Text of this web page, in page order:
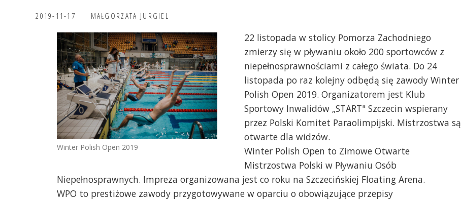
2019-11-17 MAŁGORZATA JURGIEL
Winter Polish Open 2019
22 listopada w stolicy Pomorza Zachodniego
zmierzy się w pływaniu około 200 sportowców z
niepełnosprawnościami z całego świata. Do 24
listopada po raz kolejny odbędą się zawody Winter
Polish Open 2019. Organizatorem jest Klub
Sportowy Inwalidów „START" Szczecin wspierany
przez Polski Komitet Paraolimpijski. Mistrzostwa są
otwarte dla widzów.
Winter Polish Open to Zimowe Otwarte
Mistrzostwa Polski w Pływaniu Osób
Niepełnosprawnych. Impreza organizowana jest co roku na Szczecińskiej Floating Arena.
WPO to prestiżowe zawody przygotowywane w oparciu o obowiązujące przepisy